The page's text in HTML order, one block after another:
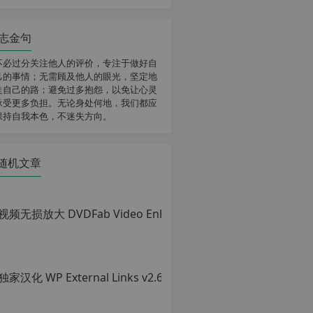
金句
必过分关注他人的评价，专注于做好自
的事情；无需顾及他人的眼光，坚定地
自己的路；避免过多抱怨，以免让心灵
受更多负担。无论身处何地，我们都应
持自我本色，不迷失方向。
机文章